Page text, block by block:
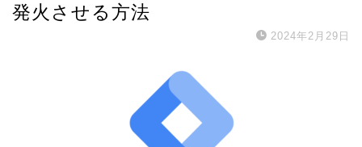
発火させる方法
2024年2月29日